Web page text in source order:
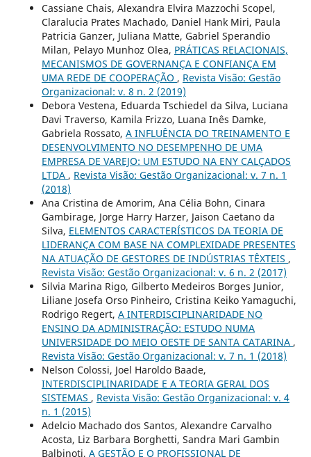
Cassiane Chais, Alexandra Elvira Mazzochi Scopel,
Claralucia Prates Machado, Daniel Hank Miri, Paula
Patricia Ganzer, Juliana Matte, Gabriel Sperandio
Milan, Pelayo Munhoz Olea, PRÁTICAS RELACIONAIS,
MECANISMOS DE GOVERNANÇA E CONFIANÇA EM
UMA REDE DE COOPERAÇÃO , Revista Visão: Gestão
Organizacional: v. 8 n. 2 (2019)
Debora Vestena, Eduarda Tschiedel da Silva, Luciana
Davi Traverso, Kamila Frizzo, Luana Inês Damke,
Gabriela Rossato, A INFLUÊNCIA DO TREINAMENTO E
DESENVOLVIMENTO NO DESEMPENHO DE UMA
EMPRESA DE VAREJO: UM ESTUDO NA ENY CALÇADOS
LTDA , Revista Visão: Gestão Organizacional: v. 7 n. 1
(2018)
Ana Cristina de Amorim, Ana Célia Bohn, Cinara
Gambirage, Jorge Harry Harzer, Jaison Caetano da
Silva, ELEMENTOS CARACTERÍSTICOS DA TEORIA DE
LIDERANÇA COM BASE NA COMPLEXIDADE PRESENTES
NA ATUAÇÃO DE GESTORES DE INDÚSTRIAS TÊXTEIS ,
Revista Visão: Gestão Organizacional: v. 6 n. 2 (2017)
Silvia Marina Rigo, Gilberto Medeiros Borges Junior,
Liliane Josefa Orso Pinheiro, Cristina Keiko Yamaguchi,
Rodrigo Regert, A INTERDISCIPLINARIDADE NO
ENSINO DA ADMINISTRAÇÃO: ESTUDO NUMA
UNIVERSIDADE DO MEIO OESTE DE SANTA CATARINA ,
Revista Visão: Gestão Organizacional: v. 7 n. 1 (2018)
Nelson Colossi, Joel Haroldo Baade,
INTERDISCIPLINARIDADE E A TEORIA GERAL DOS
SISTEMAS , Revista Visão: Gestão Organizacional: v. 4
n. 1 (2015)
Adelcio Machado dos Santos, Alexandre Carvalho
Acosta, Liz Barbara Borghetti, Sandra Mari Gambin
Balbinoti, A GESTÃO E O PROFISSIONAL DE